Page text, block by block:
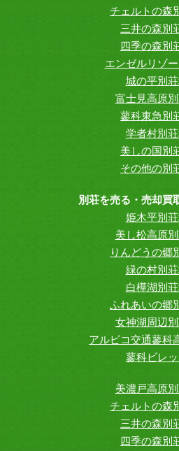
チェルトの森
三井の森別
四季の森別
エンゼルリゾ
城の平別
富士見高原
蓼科東急別
学者村別
美しの国別
その他の別
別荘を売る・売却買
姫木平別
美し松高原
りんどうの郷
緑の村別
白樺湖別
ふれあいの郷
女神湖周辺
アルピコ交通蓼科
蓼科ビレ
美濃戸高原
チェルトの森
三井の森別
四季の森別